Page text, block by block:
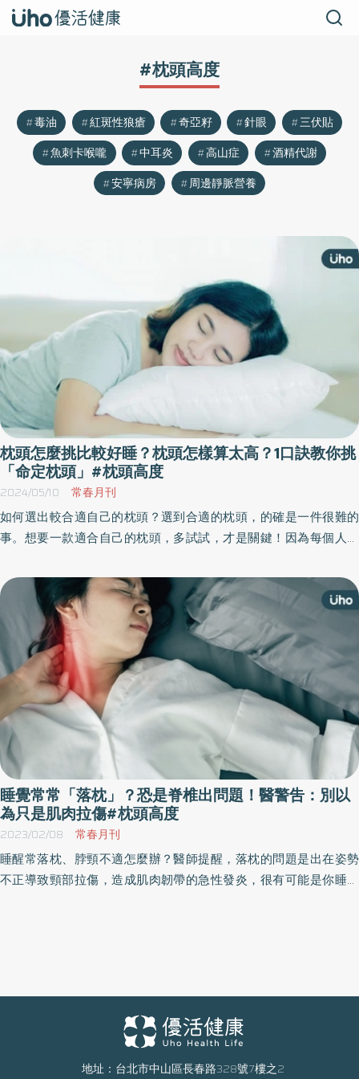
#枕頭高度
毒油 紅斑性狼瘡 奇亞籽 針眼
三伏貼
魚刺卡喉嚨
中耳炎 高山症
酒精代謝
安寧病房
周邊靜脈營養
枕頭怎麼挑比較好睡？枕頭怎樣算太高？1口訣教你挑
「命定枕頭」#枕頭高度
2024/05/10 常春月刊
如何選出較合適自己的枕頭？選到合適的枕頭，的確是一件很難的
事。想要一款適合自己的枕頭，多試試，才是關鍵！因為每個人的
你平躺入睡的好枕頭」！你在賣場躺下舒服，不等同於睡覺舒服
啊！
睡覺常常「落枕」？恐是脊椎出問題！醫警吿：別以
為只是肌肉拉傷#枕頭高度
2023/02/08 常春月刊
睡醒常落枕、脖頸不適怎麼辦？醫師提醒，落枕的問題是出在姿勢
不正導致頸部拉傷，造成肌肉韌帶的急性發炎，很有可能是你睡覺
地址：台北市中山區長春路328號7樓之2